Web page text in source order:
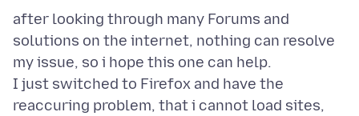
after looking through many Forums and
solutions on the internet, nothing can resolve
my issue, so i hope this one can help.
I just switched to Firefox and have the
reaccuring problem, that i cannot load sites,